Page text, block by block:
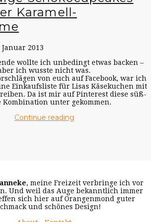
Karamell-
Januar 2013
wollte ich unbedingt etwas backen –
ich wusste nicht was.
von euch auf Facebook, war ich
Einkaufsliste für Lisas Käsekuchen mit
Da ist mir auf Pinterest diese süß-
Kombination unter gekommen.
Continue reading
, meine Freizeit verbringe ich vor
Und weil das Auge bekanntlich immer
sich hier auf Orangenmond guter
und schönes Design!